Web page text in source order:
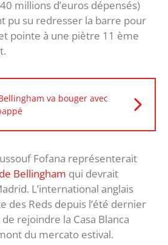
millions d’euros dépensés)
pu su redresser la barre pour
pointe à une piètre 11 ème
va bouger avec
Fofana représenterait
Bellingham qui devrait
L’international anglais
des Reds depuis l’été dernier
rejoindre la Casa Blanca
du mercato estival.